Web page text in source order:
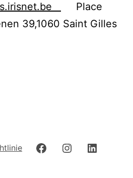
Place
39,1060 Saint Gilles